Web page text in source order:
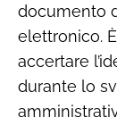
documento
elettronico.
accertare
durante lo